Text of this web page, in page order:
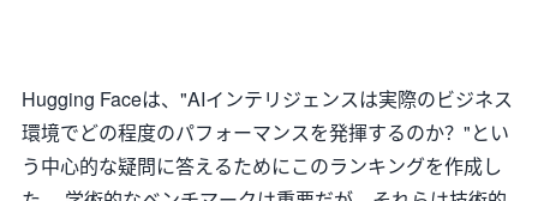
Hugging Faceは、"AIインテリジェンスは実際のビジネス
環境でどの程度のパフォーマンスを発揮するのか？"とい
う中心的な疑問に答えるためにこのランキングを作成し